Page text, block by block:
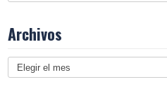
Archivos
Archivos